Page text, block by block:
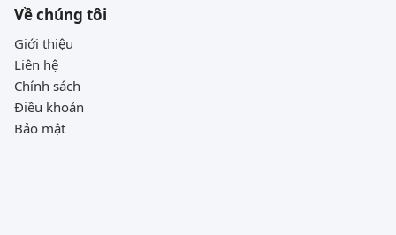
Về chúng tôi
Giới thiệu
Liên hệ
Chính sách
Điều khoản
Bảo mật